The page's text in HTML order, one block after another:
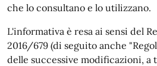
che lo consultano e lo utilizzano.
L'informativa è resa ai sensi del
2016/679 (di seguito anche
delle successive modificazioni,